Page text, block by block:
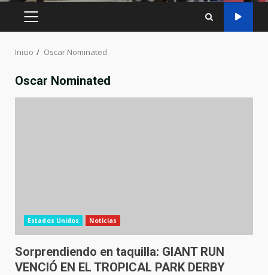
MENÚ
Inicio Oscar Nominated
Oscar Nominated
Estados Unidos Noticias
Sorprendiendo en taquilla: GIANT RUN
VENCIÓ EN EL TROPICAL PARK DERBY